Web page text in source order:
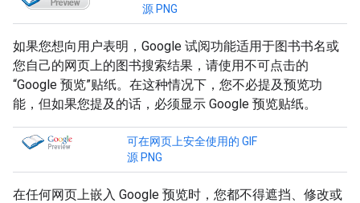
源 PNG
如果您想向用户表明，Google 试阅功能适用于图书书名或
您自己的网页上的图书搜索结果，请使用不可点击的
“Google 预览”贴纸。在这种情况下，您不必提及预览功
能，但如果您提及的话，必须显示 Google 预览贴纸。
可在网页上安全使用的 GIF
源 PNG
在任何网页上嵌入 Google 预览时，您都不得遮挡、修改或